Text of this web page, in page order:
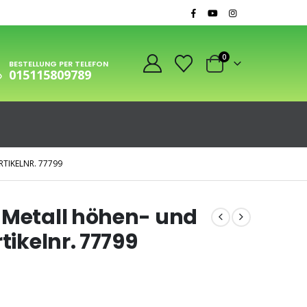
BESTELLUNG PER TELEFON
015115809789
0
77799
höhen- und
77799